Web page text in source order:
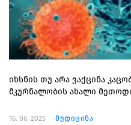
იხსნის თუ არა ვაქცინა
მკურნალობის ახალი
16. 06. 2025 მედიცინა